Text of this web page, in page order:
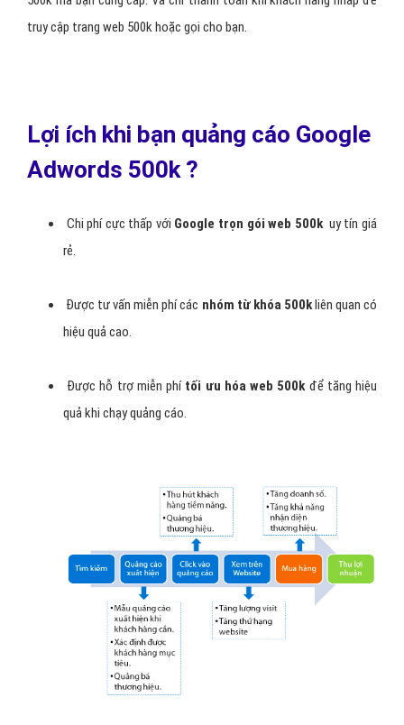
truy cập trang web 500k hoặc gọi cho bạn.
Lợi ích khi bạn quảng cáo Google
Adwords 500k ?
Chi phí cực thấp với Google trọn gói web 500k uy tín giá
rẻ.
Được tư vấn miễn phí các nhóm từ khóa 500kliên quan có
hiệu quả cao.
Được hỗ trợ miễn phí tối ưu hóa web 500kđể tăng hiệu
quả khi chạy quảng cáo.